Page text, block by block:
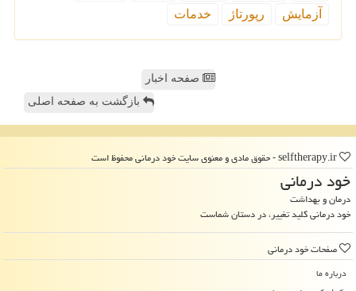
آزمایش
رپورتاژ خدمات
صفحه اخبار
بازگشت به صفحه اصلی
خود درمانی
درمان و بهداشت
خود درمانی کلید تغییر، در دستان شماست
صفحات خود درمانی
درباره ما